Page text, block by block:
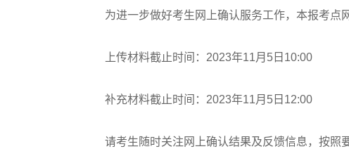
为进一步做好考生网上确认服务工作，本报考点网
上传材料截止时间：2023年11月5日10:00
补充材料截止时间：2023年11月5日12:00
请考生随时关注网上确认结果及反馈信息，按照